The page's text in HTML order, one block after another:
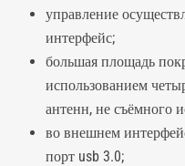
управление
интерфейс;
большая площадь
использованием
антенн, не съёмного
во внешнем
порт usb 3.0;